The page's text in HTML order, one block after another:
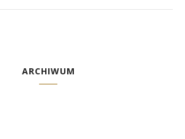
ARCHIWUM